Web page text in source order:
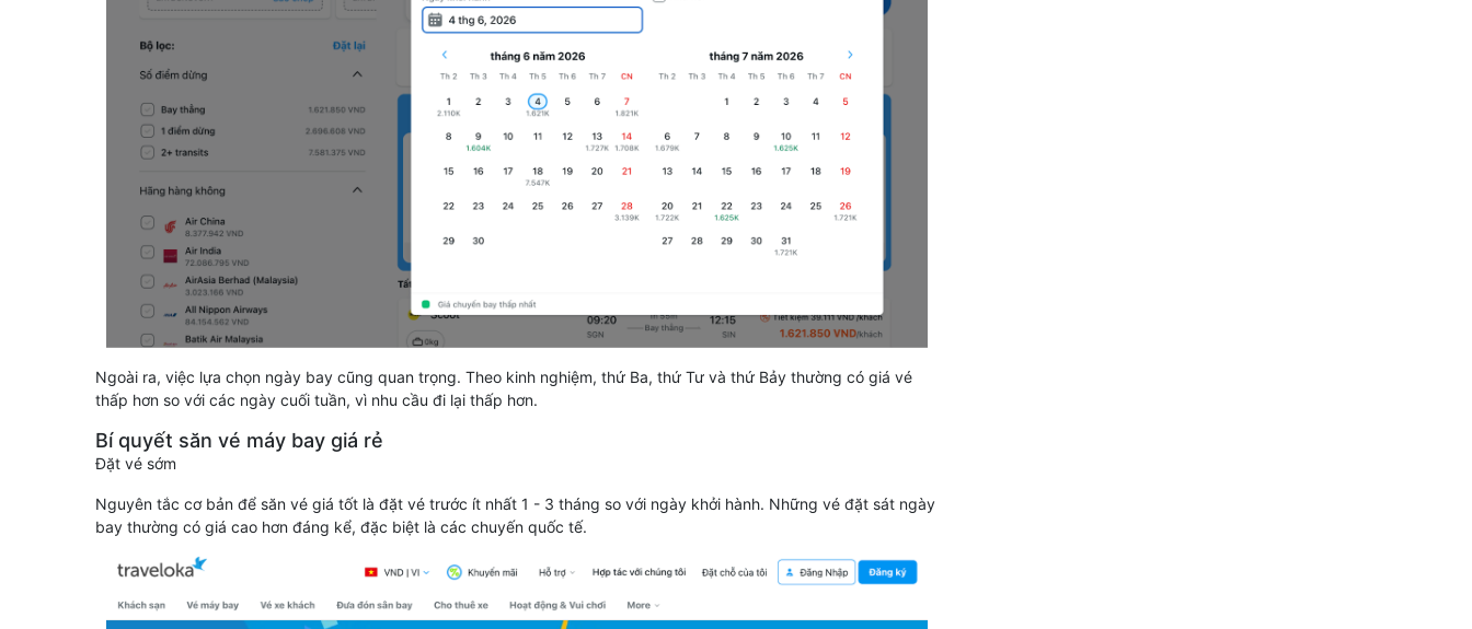
Ngoài ra, việc lựa chọn ngày bay cũng quan trọng. Theo kinh nghiệm, thứ Ba, thứ Tư và thứ Bảy thường có giá vé
thấp hơn so với các ngày cuối tuần, vì nhu cầu đi lại thấp hơn.
Bí quyết săn vé máy bay giá rẻ
Đặt vé sớm
Nguyên tắc cơ bản để săn vé giá tốt là đặt vé trước ít nhất 1 - 3 tháng so với ngày khởi hành. Những vé đặt sát ngày
bay thường có giá cao hơn đáng kể, đặc biệt là các chuyến quốc tế.